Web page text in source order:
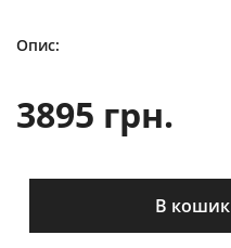
Опис:
3895 грн.
В кошик